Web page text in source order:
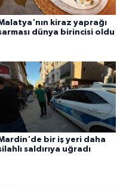
kiraz yaprağı
dünya birincisi oldu
bir iş yeri daha
saldırıya uğradı